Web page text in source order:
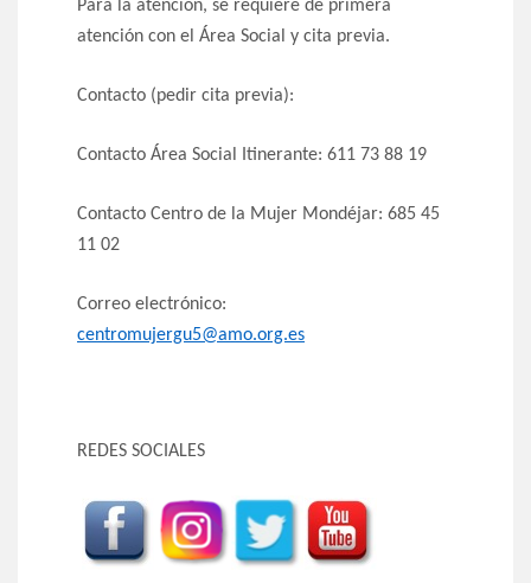
Para la atención, se requiere de primera
atención con el Área Social y cita previa.
Contacto (pedir cita previa):
Contacto Área Social Itinerante: 611 73 88 19
Contacto Centro de la Mujer Mondéjar: 685 45
11 02
Correo electrónico:
centromujergu5@amo.org.es
REDES SOCIALES